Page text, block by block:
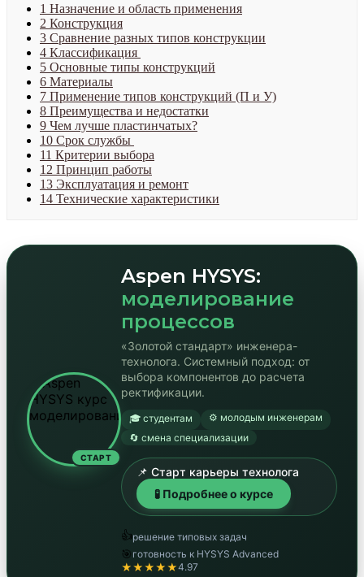
1 Назначение и область применения
2 Конструкция
3 Сравнение разных типов конструкции
4 Классификация
5 Основные типы конструкций
6 Материалы
7 Применение типов конструкций (П и У)
8 Преимущества и недостатки
9 Чем лучше пластинчатых?
10 Срок службы
11 Критерии выбора
12 Принцип работы
13 Эксплуатация и ремонт
14 Технические характеристики
СТАРТ
Aspen HYSYS:
моделирование
процессов
«Золотой стандарт» инженера-
технолога. Системный подход: от
выбора компонентов до расчета
ректификации.
🎓 студентам
⚙️ молодым инженерам
🔄 смена специализации
📌 Старт карьеры технолога
🧪 Подробнее о курсе
👍решение типовых задач
🎯 готовность к HYSYS Advanced
★★★★★4.97